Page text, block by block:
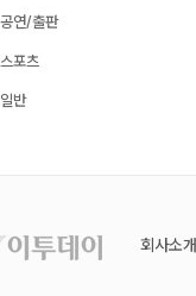
공연/출판
스포츠
일반
회사소개